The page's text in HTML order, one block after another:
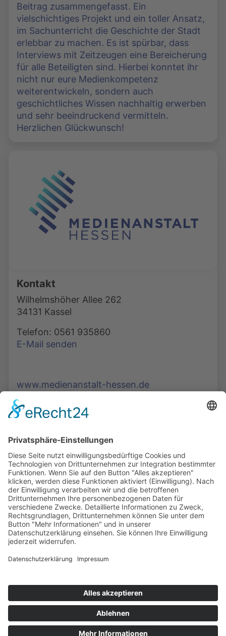
Beitrag zusammengefasst. Ein
vielschichtiges Projekt und ein toller Ansatz,
im Sachunterricht die Geschichte der Stadt
erlebbar zu machen. Es ist spürbar, dass
Interviews mit Zeitzeugen eine Bereicherung
für alle Beteiligten sind. Hierbei konntet ihr
nicht nur eure Medienkompetenz
weiterentwickeln, sondern auch
geschichtliches Wissen nachhaltig erwerben
und sehr beeindruckend vermitteln.
Herzlichen Glückwunsch!
Kontakt
Wilhelmshöher Allee 262
34131 Kassel
Telefon: 0561 935860
E-Mail senden
www.medienanstalt-hessen.de
Podcasts, Themen und Informationen.
Entdecken Sie unser Forum für Medien, Bildung
und Demokratie - jederzeit und überall
verfügbar.
Mehr erfahren
COOKIE-EINSTELLUNGEN